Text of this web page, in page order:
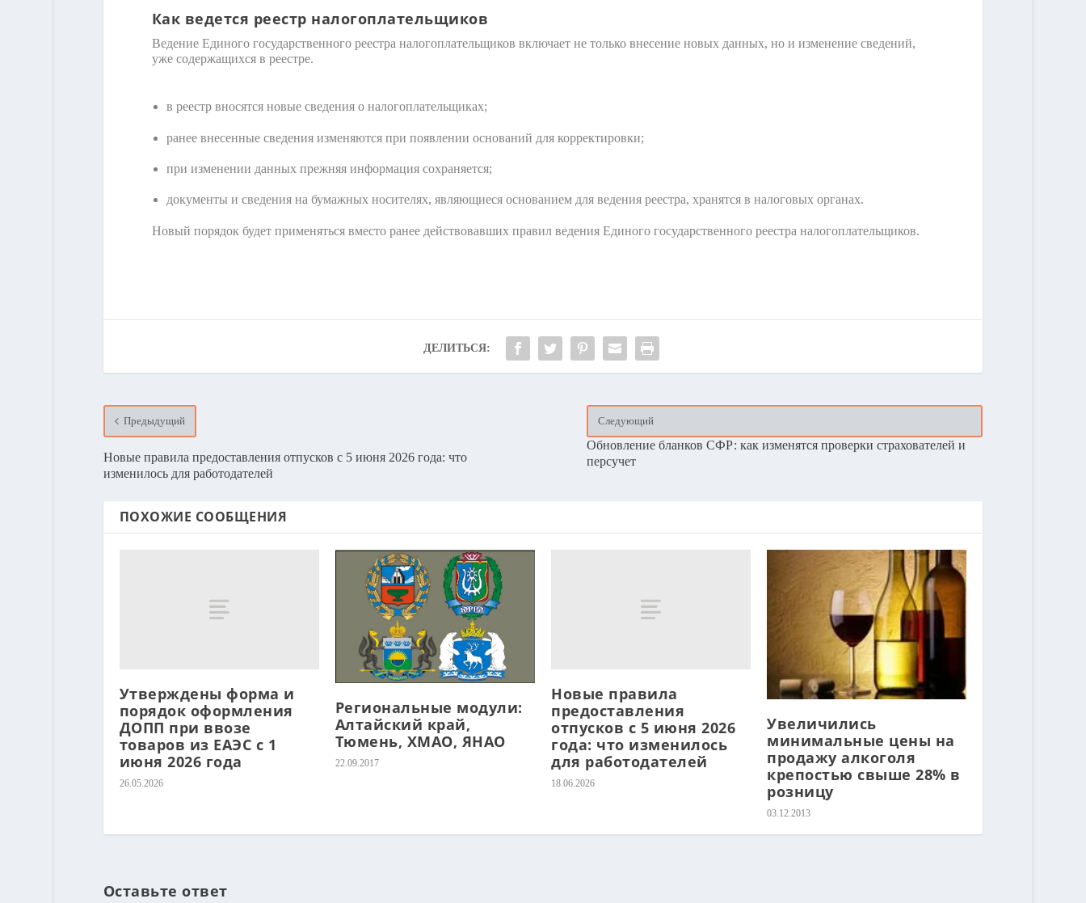
Как ведется реестр налогоплательщиков
Ведение Единого государственного реестра налогоплательщиков включает не только внесение новых данных, но и изменение сведений,
уже содержащихся в реестре.
в реестр вносятся новые сведения о налогоплательщиках;
ранее внесенные сведения изменяются при появлении оснований для корректировки;
при изменении данных прежняя информация сохраняется;
документы и сведения на бумажных носителях, являющиеся основанием для ведения реестра, хранятся в налоговых органах.
Новый порядок будет применяться вместо ранее действовавших правил ведения Единого государственного реестра налогоплательщиков.
ДЕЛИТЬСЯ:
Предыдущий
Новые правила предоставления отпусков с 5 июня 2026 года: что
изменилось для работодателей
Следующий
Обновление бланков СФР: как изменятся проверки страхователей и
персучет
ПОХОЖИЕ СООБЩЕНИЯ
Утверждены форма и
порядок оформления
ДОПП при ввозе
товаров из ЕАЭС с 1
июня 2026 года
26.05.2026
Региональные модули:
Алтайский край,
Тюмень, ХМАО, ЯНАО
22.09.2017
Новые правила
предоставления
отпусков с 5 июня 2026
года: что изменилось
для работодателей
18.06.2026
Увеличились
минимальные цены на
продажу алкоголя
крепостью свыше 28% в
розницу
03.12.2013
Оставьте ответ